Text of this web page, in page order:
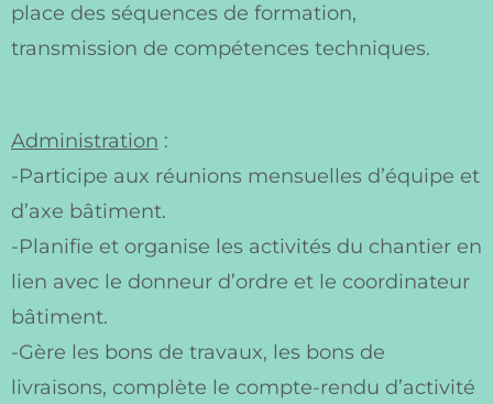
place des séquences de formation,
transmission de compétences techniques.
Administration :
-Participe aux réunions mensuelles d’équipe et
d’axe bâtiment.
-Planifie et organise les activités du chantier en
lien avec le donneur d’ordre et le coordinateur
bâtiment.
-Gère les bons de travaux, les bons de
livraisons, complète le compte-rendu d’activité